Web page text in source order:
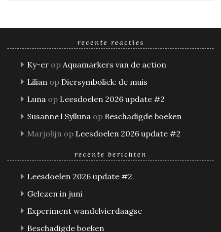
recente reacties
Ky-er op Aquamarkers van de action
Lilian op Diersymboliek: de muis
Luna op Leesdoelen 2026 update #2
Susanne l Sylluna op Beschadigde boeken
Marjolijn op Leesdoelen 2026 update #2
recente berichten
Leesdoelen 2026 update #2
Gelezen in juni
Experiment wandelvierdaagse
Beschadigde boeken